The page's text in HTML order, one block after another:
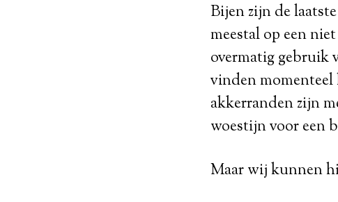
Bijen zijn de
meestal op een
overmatig gebruik
vinden momenteel
akkerranden zijn
woestijn voor een
Maar wij kunnen